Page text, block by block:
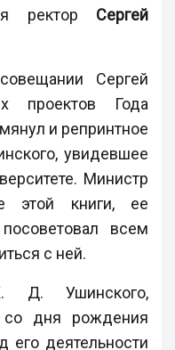
ректор Сергей
Сергей
проектов Года
и репринтное
увидевшее
Министр
этой книги, ее
всем
с ней.
Д. Ушинского,
со дня рождения
его деятельности